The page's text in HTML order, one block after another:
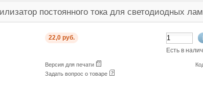
постоянного тока для светодиодных
22,0 руб.
Есть в
Версия для печати
Задать вопрос о товаре